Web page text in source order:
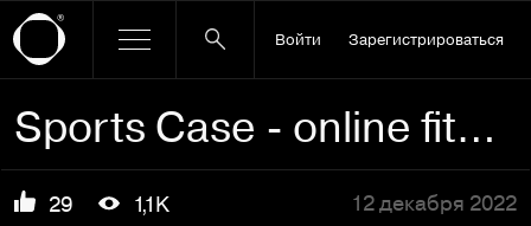
Войти Зарегистрироваться
Sports Case - online fitness app
29 1,1K 12 декабря 2022